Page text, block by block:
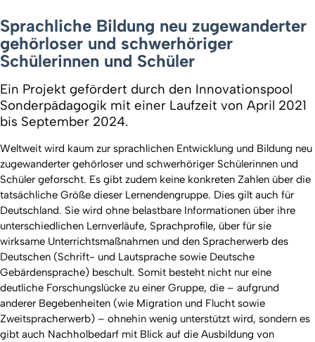
Sprachliche Bildung neu zugewanderter
gehörloser und schwerhöriger
Schülerinnen und Schüler
Ein Projekt gefördert durch den Innovationspool
Sonderpädagogik mit einer Laufzeit von April 2021
bis September 2024.
Weltweit wird kaum zur sprachlichen Entwicklung und Bildung neu
zugewanderter gehörloser und schwerhöriger Schülerinnen und
Schüler geforscht. Es gibt zudem keine konkreten Zahlen über die
tatsächliche Größe dieser Lernendengruppe. Dies gilt auch für
Deutschland. Sie wird ohne belastbare Informationen über ihre
unterschiedlichen Lernverläufe, Sprachprofile, über für sie
wirksame Unterrichtsmaßnahmen und den Spracherwerb des
Deutschen (Schrift- und Lautsprache sowie Deutsche
Gebärdensprache) beschult. Somit besteht nicht nur eine
deutliche Forschungslücke zu einer Gruppe, die – aufgrund
anderer Begebenheiten (wie Migration und Flucht sowie
Zweitspracherwerb) – ohnehin wenig unterstützt wird, sondern es
gibt auch Nachholbedarf mit Blick auf die Ausbildung von